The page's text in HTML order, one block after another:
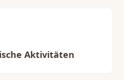
Aktivitäten